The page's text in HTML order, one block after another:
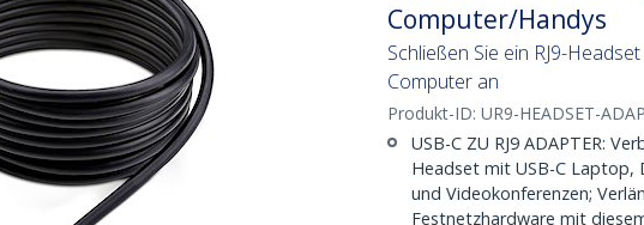
Computer/Handys
Schließen Sie ein RJ9-
Computer an
Produkt-ID: UR9-HEADSET-
USB-C ZU RJ9 ADAPTER:
Headset mit USB-C Laptop,
und Videokonferenzen;
Festnetzhardware mit